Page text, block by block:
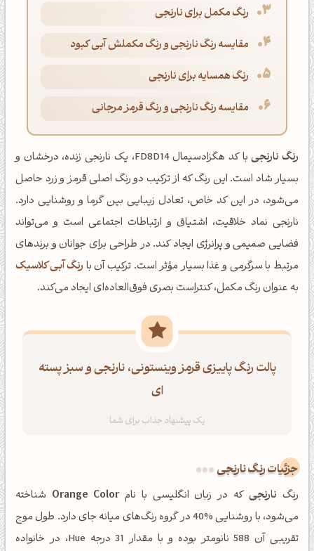
رنگ مکمل برای نارنجی
مقایسه رنگ نارنجی و رنگ مکملش آبی کبود
رنگ همسایه برای نارنجی
مقایسه رنگ نارنجی و رنگ قرمز مرجانی
رنگ نارنجی
با کد هگزادسیمال FD8D14، یک نارنجی زنده، درخشان و
بسیار شاد است. این رنگ که از ترکیب دو رنگ اصلی قرمز و زرد حاصل
می‌شود، در این کد خاص، تعادل زیبایی بین گرما و روشنایی دارد.
نارنجی نماد خلاقیت، اشتیاق و ارتباطات اجتماعی است و می‌تواند
فضایی صمیمی و پرانرژی ایجاد کند. در طراحی برای جوانان و برندهای
مرتبط با سرگرمی و غذا بسیار مؤثر است. ترکیب آن با رنگ آبی کلاسیک
به عنوان رنگ مکمل، کنتراست بصری فوق‌العاده‌ای ایجاد می‌کند.
پالت رنگ پاییزی قرمز وینستونی، نارنجی و سبز پسته
ای
جزئیات رنگ نارنجی
رنگ نارنجیکه در زبان انگلیسی با نامOrange Color شناخته
می‌شود، با روشنایی %40 در گروه رنگ‌های میانه جای دارد. طول موج
تقریبی آن 588 نانومتر بوده و با مقدار 31 درجه Hue، در خانواده